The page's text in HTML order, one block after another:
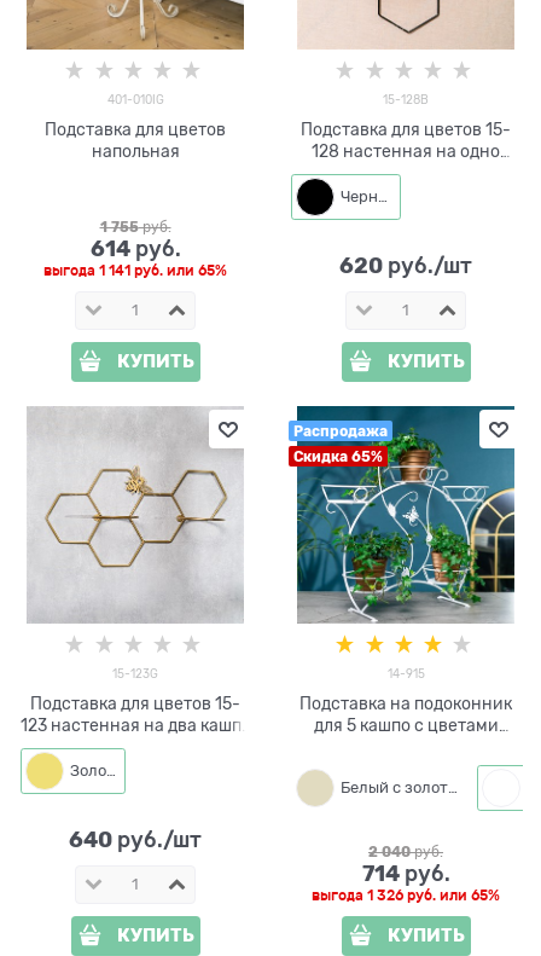
401-010IG
Подставка для цветов
напольная
1 755 руб.
614 руб.
выгода 1 141 руб. или 65%
КУПИТЬ
15-128B
Подставка для цветов 15-
128 настенная на одно
кашпо d=14см
Черный
620 руб./шт
КУПИТЬ
15-123G
Подставка для цветов 15-
123 настенная на два кашпо
d=14см
Золото
640 руб./шт
КУПИТЬ
Распродажа
Скидка 65%
14-915
Подставка на подоконник
для 5 кашпо с цветами
Белый с золотым
2 040 руб.
714 руб.
выгода 1 326 руб. или 65%
КУПИТЬ